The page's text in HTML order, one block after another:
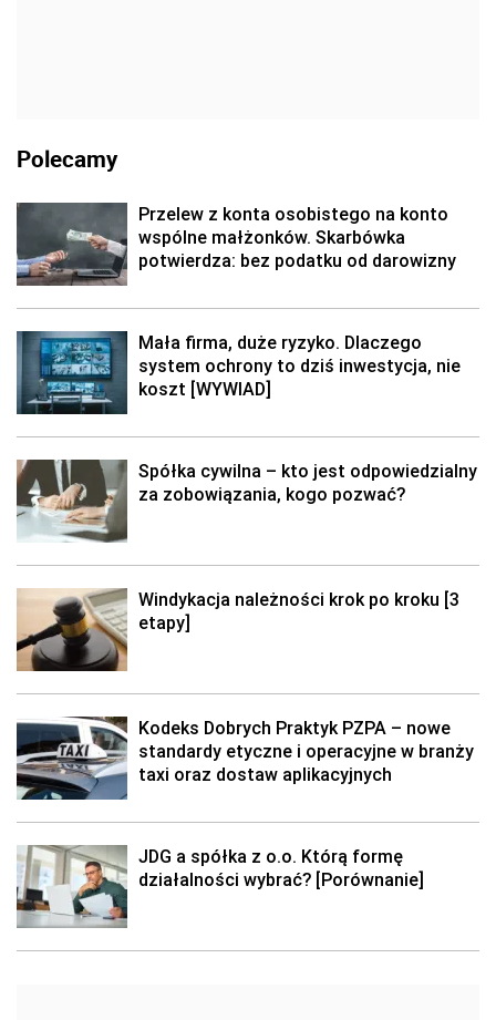
Polecamy
Przelew z konta osobistego na konto
wspólne małżonków. Skarbówka
potwierdza: bez podatku od darowizny
Mała firma, duże ryzyko. Dlaczego
system ochrony to dziś inwestycja, nie
koszt [WYWIAD]
Spółka cywilna – kto jest odpowiedzialny
za zobowiązania, kogo pozwać?
Windykacja należności krok po kroku [3
etapy]
Kodeks Dobrych Praktyk PZPA – nowe
standardy etyczne i operacyjne w branży
taxi oraz dostaw aplikacyjnych
JDG a spółka z o.o. Którą formę
działalności wybrać? [Porównanie]